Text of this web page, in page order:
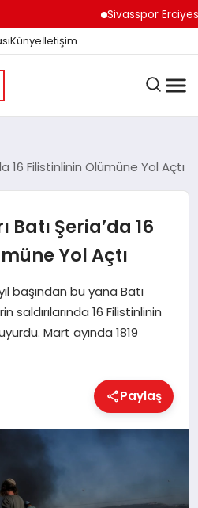
Sivasspor Erciyes
Künyeİletişim
16 Filistinlinin Ölümüne Yol Açtı
Batı Şeria’da 16
Yol Açtı
başından bu yana Batı
saldırılarında 16 Filistinlinin
Mart ayında 1819
Paylaş